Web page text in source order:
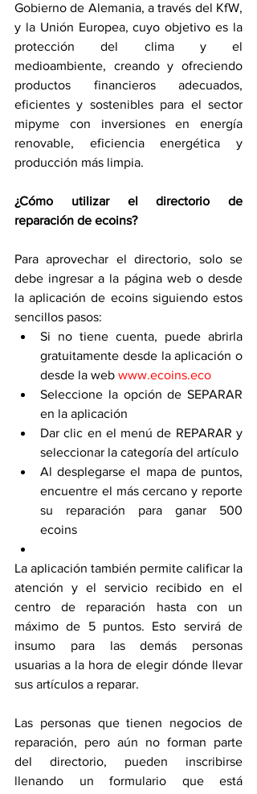
Gobierno de Alemania, a través del KfW,
y la Unión Europea, cuyo objetivo es la
protección del clima y el
medioambiente, creando y ofreciendo
productos financieros adecuados,
eficientes y sostenibles para el sector
mipyme con inversiones en energía
renovable, eficiencia energética y
producción más limpia.
¿Cómo utilizar el directorio de
reparación de ecoins?
Para aprovechar el directorio, solo se
debe ingresar a la página web o desde
la aplicación de ecoins siguiendo estos
sencillos pasos:
Si no tiene cuenta, puede abrirla
gratuitamente desde la aplicación o
desde la web www.ecoins.eco
Seleccione la opción de SEPARAR
en la aplicación
Dar clic en el menú de REPARAR y
seleccionar la categoría del artículo
Al desplegarse el mapa de puntos,
encuentre el más cercano y reporte
su reparación para ganar 500
ecoins
La aplicación también permite calificar la
atención y el servicio recibido en el
centro de reparación hasta con un
máximo de 5 puntos. Esto servirá de
insumo para las demás personas
usuarias a la hora de elegir dónde llevar
sus artículos a reparar.
Las personas que tienen negocios de
reparación, pero aún no forman parte
del directorio, pueden inscribirse
llenando un formulario que está